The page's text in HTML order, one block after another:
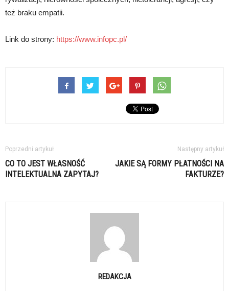
też braku empatii.
Link do strony: https://www.infopc.pl/
Poprzedni artykuł
CO TO JEST WŁASNOŚĆ
INTELEKTUALNA ZAPYTAJ?
Następny artykuł
JAKIE SĄ FORMY PŁATNOŚCI NA
FAKTURZE?
REDAKCJA